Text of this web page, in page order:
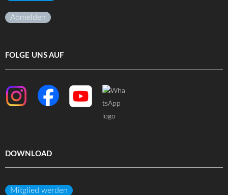
Abmelden
FOLGE UNS AUF
DOWNLOAD
Mitglied werden